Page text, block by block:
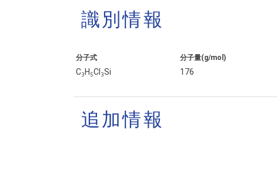
識別情報
分子式
C3H5Cl 3Si
分子量(g/mol)
176
追加情報